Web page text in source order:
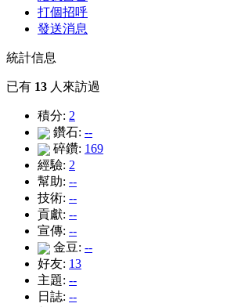
打個招呼
發送消息
統計信息
已有 13 人來訪過
積分: 2
鑽石: --
碎鑽: 169
經驗: 2
幫助: --
技術: --
貢獻: --
宣傳: --
金豆: --
好友: 13
主題: --
日誌: --